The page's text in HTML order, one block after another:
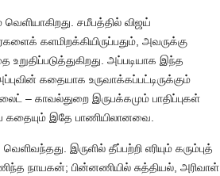
சமீபத்தில் விஜய்
களமிறக்கியிருப்பதும், அவருக்கு
அப்படியாக இந்த
கதையாக உருவாக்கப்பட்டிருக்கும்
– காவல்துறை இருபக்கமும் பாதிப்புகள்
கதையும் இதே பாணியிலானவை.
இருளில் தீப்பற்றி எரியும் கரும்புத்
நாயகன்; பின்னணியில் சுத்தியல், அரிவாள்,